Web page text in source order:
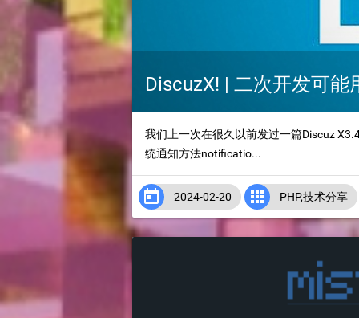
DiscuzX! | 二次开发可能
我们上一次在很久以前发过一篇Discuz
统通知方法notificatio...
 2024-02-20  PHP,技术分享